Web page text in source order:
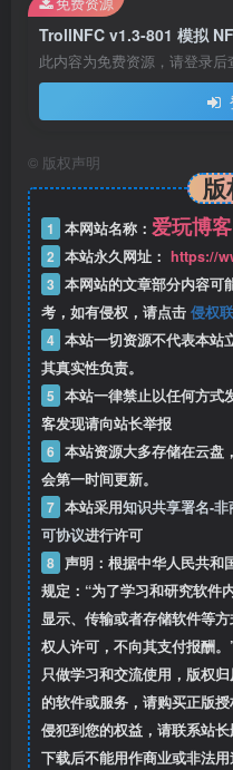
TrollNFC v1.3-801 模拟
此内容为免费资源，请登录后
© 版权声明
1 本网站名称： 爱玩博
2 本站永久网址： https://
3 本网站的文章部分内容可
考，如有侵权，请点击 侵权
4 本站一切资源不代表本站
其真实性负责。
5 本站一律禁止以任何方式
客发现请向站长举报
6 本站资源大多存储在云盘
会第一时间更新。
7 本站采用知识共享署名-
可协议进行许可
8 声明：根据中华人民共和
规定：“为了学习和研究软件
显示、传输或者存储软件等
权人许可，不向其支付报酬
只做学习和交流使用，版权
的软件或服务，请购买正版
侵犯到您的权益，请联系站
下载后不能用作商业或非法